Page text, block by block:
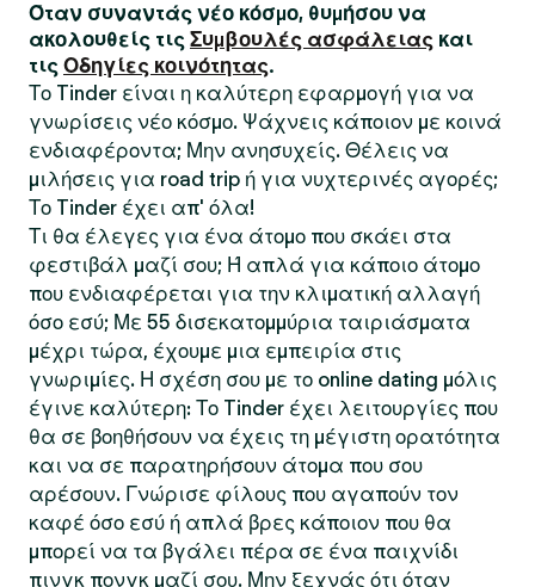
Όταν συναντάς νέο κόσμο, θυμήσου να
ακολουθείς τις Συμβουλές ασφάλειας και
τις Οδηγίες κοινότητας.
Το Tinder είναι η καλύτερη εφαρμογή για να
γνωρίσεις νέο κόσμο. Ψάχνεις κάποιον με κοινά
ενδιαφέροντα; Μην ανησυχείς. Θέλεις να
μιλήσεις για road trip ή για νυχτερινές αγορές;
Το Tinder έχει απ' όλα!
Τι θα έλεγες για ένα άτομο που σκάει στα
φεστιβάλ μαζί σου; Ή απλά για κάποιο άτομο
που ενδιαφέρεται για την κλιματική αλλαγή
όσο εσύ; Με 55 δισεκατομμύρια ταιριάσματα
μέχρι τώρα, έχουμε μια εμπειρία στις
γνωριμίες. Η σχέση σου με το online dating μόλις
έγινε καλύτερη: Το Tinder έχει λειτουργίες που
θα σε βοηθήσουν να έχεις τη μέγιστη ορατότητα
και να σε παρατηρήσουν άτομα που σου
αρέσουν. Γνώρισε φίλους που αγαπούν τον
καφέ όσο εσύ ή απλά βρες κάποιον που θα
μπορεί να τα βγάλει πέρα σε ένα παιχνίδι
πινγκ πονγκ μαζί σου. Μην ξεχνάς ότι όταν